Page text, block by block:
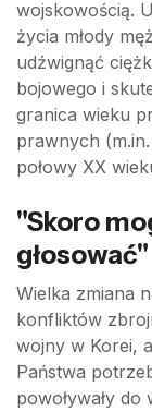
wojskowością.
życia młody
udźwignąć
bojowego i
granica wieku
prawnych
połowy XX
"Skoro
głosować"
Wielka zmiana
konfliktów
wojny w Korei,
Państwa
powoływały